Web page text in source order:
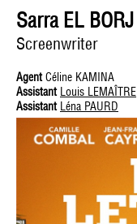
Sarra EL BORJ
Screenwriter
AgentCéline KAMINA
Assistant Louis LEMAÎTRE
Assistant Léna PAURD